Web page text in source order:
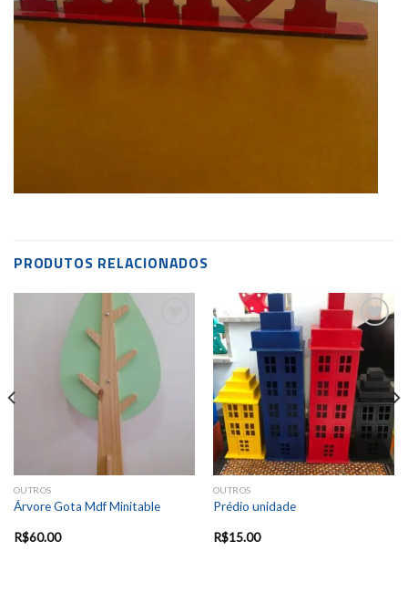
PRODUTOS RELACIONADOS
Add to
wishlist
OUTROS
Árvore Gota Mdf Minitable
R$60.00
Add to
wishlist
OUTROS
Prédio unidade
R$15.00